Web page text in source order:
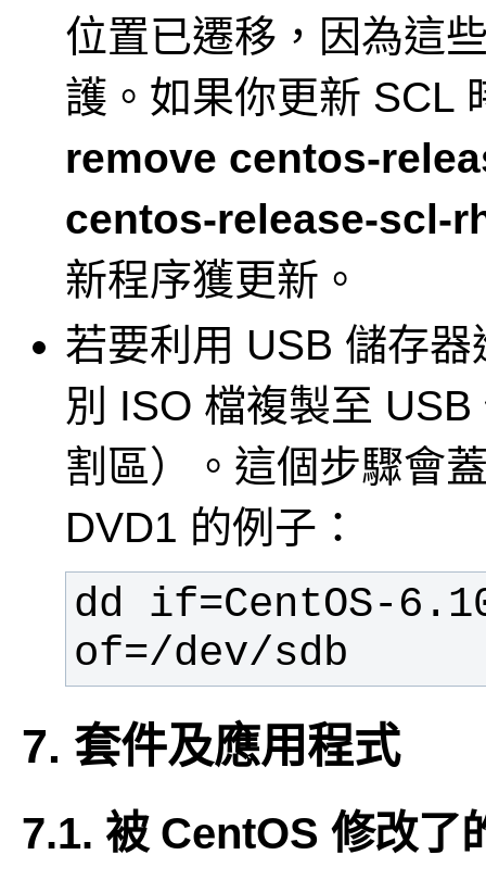
位置已遷移，因為這
護。如果你更新 SCL
remove centos-
centos-release-scl-
新程序獲更新。
若要利用 USB 儲存
別 ISO 檔複製至
割區）。這個步驟會
DVD1 的例子：
dd if=CentOS-
of=/dev/sdb
7. 套件及應用程式
7.1. 被 CentOS 修改了